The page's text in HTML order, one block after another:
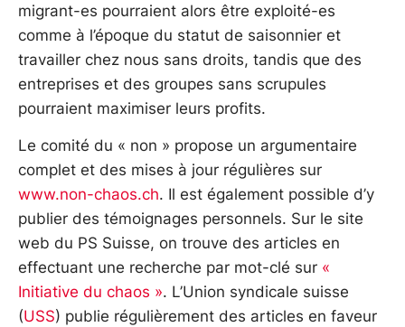
migrant-es pourraient alors être exploité-es
comme à l’époque du statut de saisonnier et
travailler chez nous sans droits, tandis que des
entreprises et des groupes sans scrupules
pourraient maximiser leurs profits.
Le comité du « non » propose un argumentaire
complet et des mises à jour régulières sur
www.non-chaos.ch. Il est également possible d’y
publier des témoignages personnels. Sur le site
web du PS Suisse, on trouve des articles en
effectuant une recherche par mot-clé sur «
Initiative du chaos ». L’Union syndicale suisse
(USS) publie régulièrement des articles en faveur